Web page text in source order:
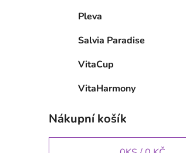
Pleva
Salvia Paradise
VitaCup
VitaHarmony
Nákupní košík